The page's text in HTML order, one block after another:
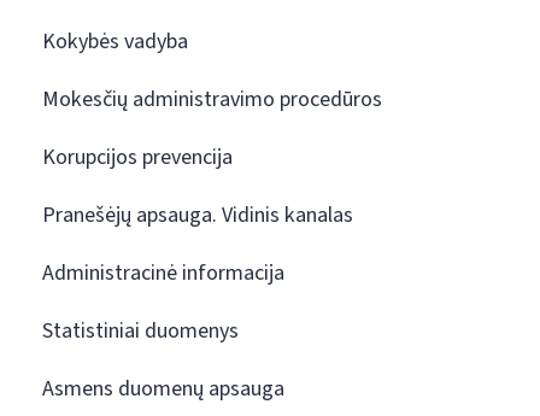
Kokybės vadyba
Mokesčių administravimo procedūros
Korupcijos prevencija
Pranešėjų apsauga. Vidinis kanalas
Administracinė informacija
Statistiniai duomenys
Asmens duomenų apsauga